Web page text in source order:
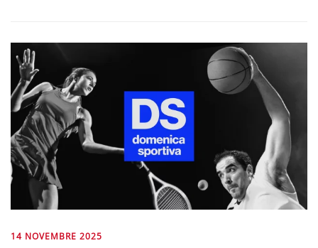
14 NOVEMBRE 2025